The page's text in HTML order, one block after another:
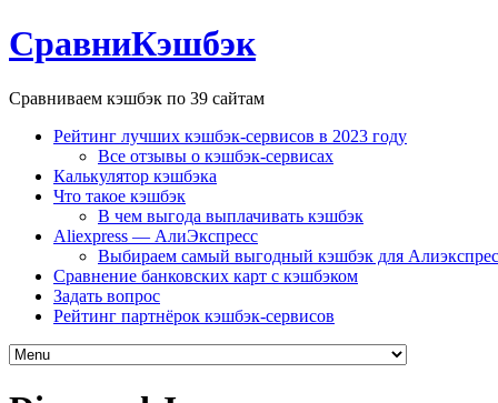
СравниКэшбэк
Сравниваем кэшбэк по 39 сайтам
Рейтинг лучших кэшбэк-сервисов в 2023 году
Все отзывы о кэшбэк-сервисах
Калькулятор кэшбэка
Что такое кэшбэк
В чем выгода выплачивать кэшбэк
Aliexpress — АлиЭкспресс
Выбираем самый выгодный кэшбэк для
Сравнение банковских карт с кэшбэком
Задать вопрос
Рейтинг партнёрок кэшбэк-сервисов